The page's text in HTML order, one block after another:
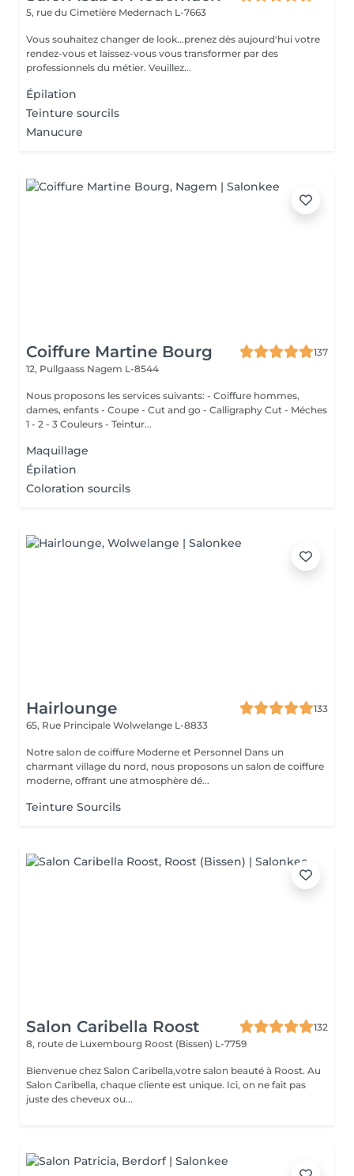
5, rue du Cimetière Medernach L-7663
Vous souhaitez changer de look...prenez dès aujourd'hui votre
rendez-vous et laissez-vous vous transformer par des
professionnels du métier. Veuillez...
Épilation
Teinture sourcils
Manucure
Coiffure Martine Bourg
137
12, Pullgaass Nagem L-8544
Nous proposons les services suivants: - Coiffure hommes,
dames, enfants - Coupe - Cut and go - Calligraphy Cut - Méches
1 - 2 - 3 Couleurs - Teintur...
Maquillage
Épilation
Coloration sourcils
Hairlounge
133
65, Rue Principale Wolwelange L-8833
Notre salon de coiffure Moderne et Personnel Dans un
charmant village du nord, nous proposons un salon de coiffure
moderne, offrant une atmosphère dé...
Teinture Sourcils
Salon Caribella Roost
132
8, route de Luxembourg Roost (Bissen) L-7759
Bienvenue chez Salon Caribella,votre salon beauté à Roost. Au
Salon Caribella, chaque cliente est unique. Ici, on ne fait pas
juste des cheveux ou...